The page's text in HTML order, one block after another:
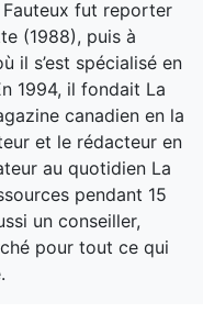
fut reporter
(1988), puis à
il s’est spécialisé en
1994, il fondait La
canadien en la
et le rédacteur en
au quotidien La
pendant 15
un conseiller,
pour tout ce qui